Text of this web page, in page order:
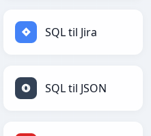
SQL til Jira
SQL til JSON